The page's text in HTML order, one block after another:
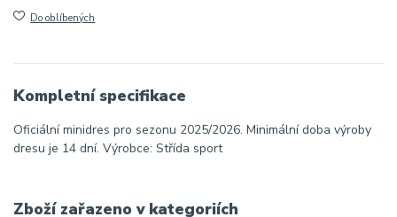
Do oblíbených
Kompletní specifikace
Oficiální minidres pro sezonu 2025/2026. Minimální doba výroby
dresu je 14 dní. Výrobce: Střída sport
Zboží zařazeno v kategoriích